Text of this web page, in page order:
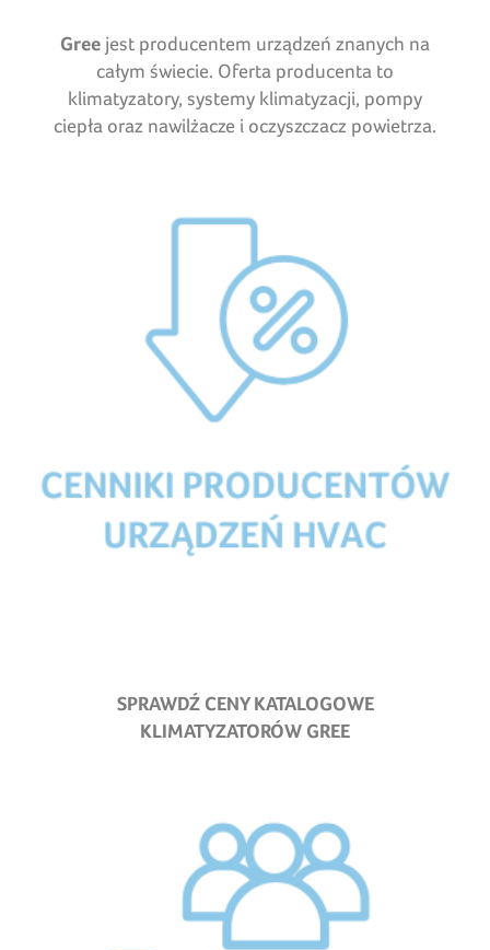
Gree jest producentem urządzeń znanych na
całym świecie. Oferta producenta to
klimatyzatory, systemy klimatyzacji, pompy
ciepła oraz nawilżacze i oczyszczacz powietrza.
SPRAWDŹ CENY KATALOGOWE
KLIMATYZATORÓW GREE